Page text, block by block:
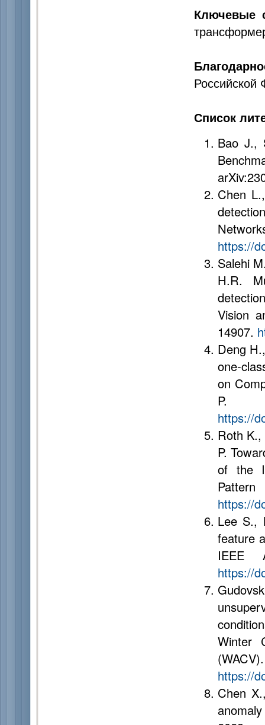
Ключевые
Список
Bao J.,
Chen
https://
Salehi
H.R.
Vision
14907.
Deng
one-
on
https://
Roth K.,
P.
of the
https://
Lee S.,
feature
IEEE
https://
Winter
https://
Chen